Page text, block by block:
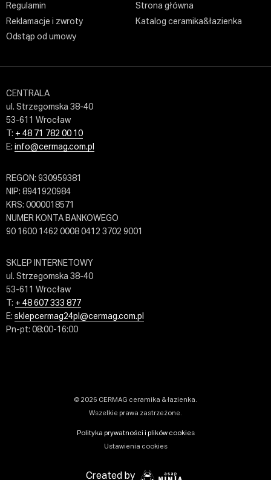
Regulamin
Reklamacje i zwroty
Odstąp od umowy
Strona główna
Katalog ceramika&łazienka
CENTRALA
ul. Strzegomska 38-40
53-611 Wrocław
T: + 48 71 782 00 10
E: info@cermag.com.pl
REGON: 930959381
NIP: 8941920984
KRS: 0000018571
NUMER KONTA BANKOWEGO
90 1600 1462 0008 0412 3702 9001
SKLEP INTERNETOWY
ul. Strzegomska 38-40
53-611 Wrocław
T: + 48 607 333 877
E: sklepcermag24pl@cermag.com.pl
Pn-pt: 08:00-16:00
© 2026 CERMAG ceramika & łazienka.
Wszelkie prawa zastrzeżone.
Polityka prywatności i plików cookies
Ustawienia cookies
Created by